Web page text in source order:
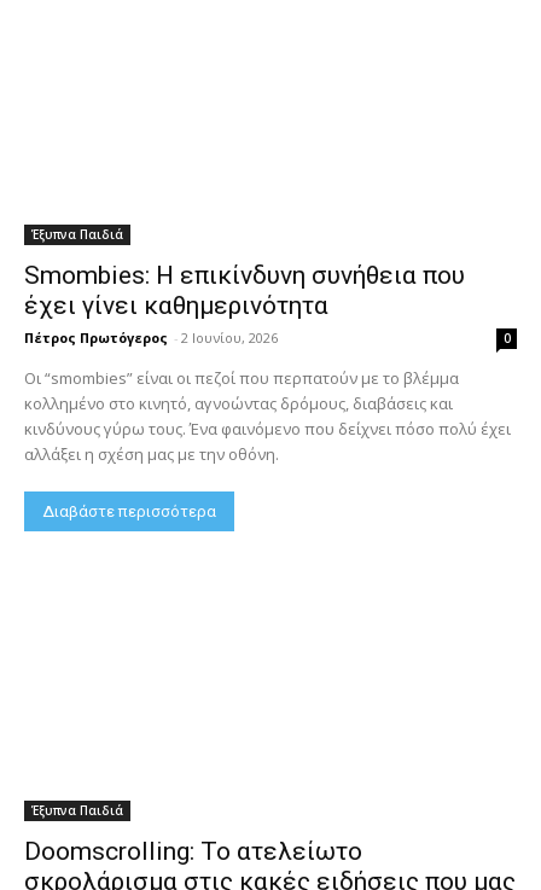
Έξυπνα Παιδιά
Smombies: Η επικίνδυνη συνήθεια που
έχει γίνει καθημερινότητα
Πέτρος Πρωτόγερος - 2 Ιουνίου, 2026 0
Οι “smombies” είναι οι πεζοί που περπατούν με το βλέμμα
κολλημένο στο κινητό, αγνοώντας δρόμους, διαβάσεις και
κινδύνους γύρω τους. Ένα φαινόμενο που δείχνει πόσο πολύ έχει
αλλάξει η σχέση μας με την οθόνη.
Διαβάστε περισσότερα
Έξυπνα Παιδιά
Doomscrolling: Το ατελείωτο
σκρολάρισμα στις κακές ειδήσεις που μας